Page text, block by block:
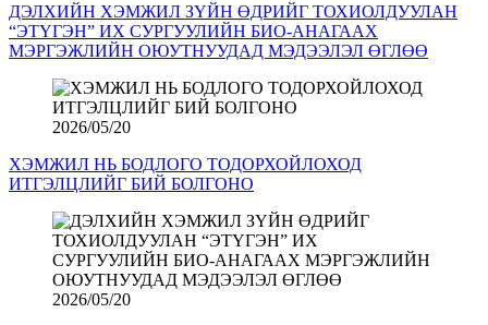
ДЭЛХИЙН ХЭМЖИЛ ЗҮЙН ӨДРИЙГ ТОХИОЛДУУЛАН
“ЭТҮГЭН” ИХ СУРГУУЛИЙН БИО-АНАГААХ
МЭРГЭЖЛИЙН ОЮУТНУУДАД МЭДЭЭЛЭЛ ӨГЛӨӨ
2026/05/20
ХЭМЖИЛ НЬ БОДЛОГО ТОДОРХОЙЛОХОД
ИТГЭЛЦЛИЙГ БИЙ БОЛГОНО
2026/05/20